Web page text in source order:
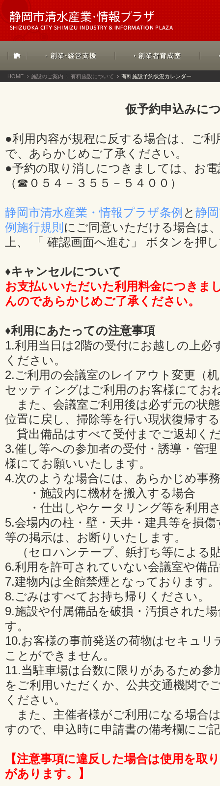
HOME 施設のご案内 有料施設について 有料施設予約状況カレンダー
仮予約申込みに
●利用内容が規程に反する場合は、ご
で、あらかじめご了承ください。
●予約の取り消しにつきましては、お
（☎０５４－３５５－５４００）
静岡市清水産業・情報プラザ条例 と 静
例施行規則 にご同意いただける場合は
上、 「 確認画面へ進む」 ボタンを押
♦キャンセルについて
お支払いいただいた利用料金につきま
んのであらかじめご了承ください。
♦利用にあたっての注意事項
1.利用当日は2階の受付にお越しの上必
ください。
2.ご利用の会議室のレイアウト変更（
セッティングはご利用のお客様にてお
また、会議室ご利用後は必ず元の状
位置に戻し、掃除等を行い現状復帰す
貸出備品はすべて受付までご返却く
3.催し等への参加者の受付・誘導・管
様にてお願いいたします。
4.次のような場合には、あらかじめ事
・施設内に機材を搬入する場合
・仕出しやケータリング等を利用
5.会場内の柱・壁・天井・建具等を損
等の掲示は、お断りいたします。
（セロハンテープ、鋲打ち等による
6.利用を許可されていない会議室や備
7.建物内は全館禁煙となっております。
8.ごみはすべてお持ち帰りください。
9.施設や付属備品を破損・汚損された
す。
10.お客様の事前発送の荷物はセキュ
ことができません。
11.当駐車場は台数に限りがあるため参
をご利用いただくか、公共交通機関で
ください。
また、主催者様がご利用になる場合
すので、申込時に申請書の備考欄にご
【注意事項に違反した場合は使用を取
があります。】